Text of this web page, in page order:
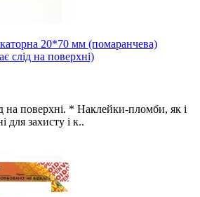
20*70 мм (помаранчева)
слід на поверхні)
поверхні. * Наклейки-пломби, як і
для захисту і к..